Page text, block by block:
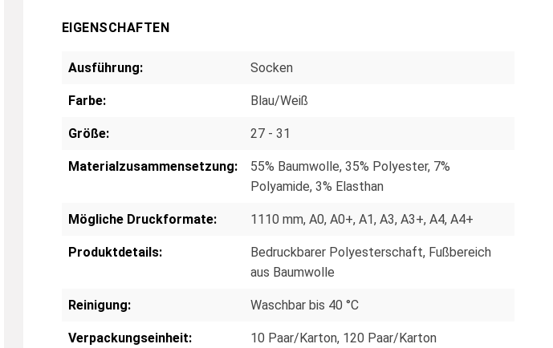
EIGENSCHAFTEN
Ausführung: Socken
Farbe: Blau/Weiß
Größe: 27 - 31
Materialzusammensetzung:
55% Baumwolle, 35% Polyester, 7%
Polyamide, 3% Elasthan
Mögliche Druckformate: 1110 mm, A0, A0+, A1, A3, A3+, A4, A4+
Produktdetails:
Bedruckbarer Polyesterschaft, Fußbereich
aus Baumwolle
Reinigung: Waschbar bis 40 °C
Verpackungseinheit: 10 Paar/Karton, 120 Paar/Karton